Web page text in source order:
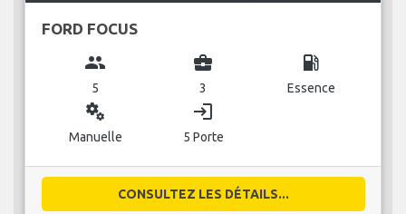
FORD FOCUS
group
5
business_center
3
local_gas_station
Essence
miscellaneous_services
Manuelle
login
5 Porte
CONSULTEZ LES DÉTAILS...